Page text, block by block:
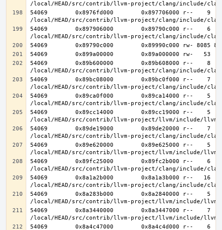
54069        0x8976fd000        0x897706000 r--    9
54069        0x897906000        0x89790c000 r--    6
54069        0x89b600000        0x89b608000 r--    8
54069        0x89bc08000        0x89bc0f000 r--    7
54069        0x89ca0f000        0x89ca14000 r--    5
54069        0x89cc14000        0x89cc19000 r--    5
54069        0x89de19000        0x89de20000 r--    7
54069        0x89e620000        0x89e625000 r--    5
54069        0x89fc25000        0x89fc2b000 r--    6
54069        0x8a1a2b000        0x8a1a3b000 r--   16
54069        0x8a283b000        0x8a2840000 r--    5
54069        0x8a3440000        0x8a3447000 r--    7
54069        0x8a4c47000        0x8a4c4d000 r--    6